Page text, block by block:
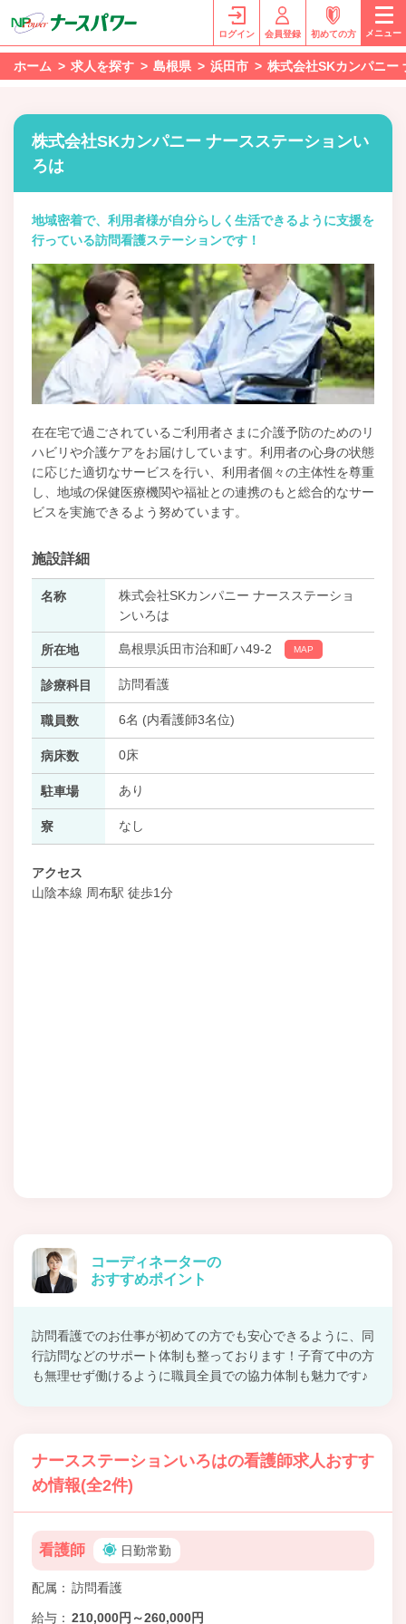
ログイン 会員登録 初めての方 メニュー
ホーム 求人を探す 島根県 浜田市 株式会社SKカンパニー
株式会社SKカンパニー ナースステーションい
ろは
地域密着で、利用者様が自分らしく生活できるように支援を
行っている訪問看護ステーションです！
在在宅で過ごされているご利用者さまに介護予防のためのリ
ハビリや介護ケアをお届けしています。利用者の心身の状態
に応じた適切なサービスを行い、利用者個々の主体性を尊重
し、地域の保健医療機関や福祉との連携のもと総合的なサー
ビスを実施できるよう努めています。
施設詳細
名称
株式会社SKカンパニー ナースステーショ
ンいろは
所在地 島根県浜田市治和町ハ49-2 MAP
診療科目 訪問看護
職員数 6名 (内看護師3名位)
病床数 0床
駐車場 あり
寮 なし
アクセス
山陰本線 周布駅 徒歩1分
コーディネーターの
おすすめポイント
訪問看護でのお仕事が初めての方でも安心できるように、同
行訪問などのサポート体制も整っております！子育て中の方
も無理せず働けるように職員全員での協力体制も魅力です♪
ナースステーションいろはの看護師求人おすす
め情報(全2件)
看護師 日勤常勤
配属 訪問看護
給与 210,000円～260,000円